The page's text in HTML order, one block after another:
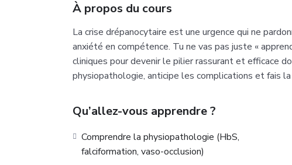
À propos du cours
La crise drépanocytaire est une urgence qui ne
anxiété en compétence. Tu ne vas pas juste «
cliniques pour devenir le pilier rassurant et efficace
physiopathologie, anticipe les complications et fais
Qu’allez-vous apprendre ?
Comprendre la physiopathologie (HbS,
falciformation, vaso-occlusion)